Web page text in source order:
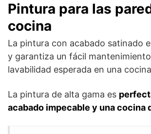
Pintura para las
cocina
La pintura con acabado satinado
y garantiza un fácil
lavabilidad esperada en una
La pintura de alta gama es
acabado impecable y una cocina